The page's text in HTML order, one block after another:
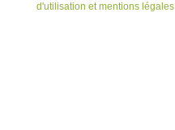
d'utilisation et mentions légales